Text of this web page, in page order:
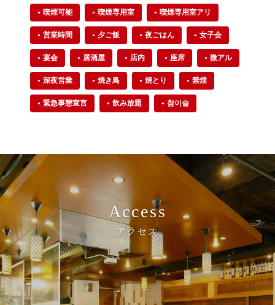
喫煙可能 喫煙専用室 喫煙専用室アリ
営業時間 夕ご飯 夜ごはん 女子会
宴会 居酒屋 店内 座席 微アル
深夜営業 焼き鳥 焼とり 禁煙
緊急事態宣言 飲み放題 참이슬
Access
アクセス